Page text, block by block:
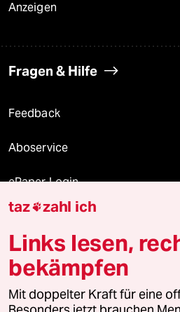
Anzeigen
Fragen & Hilfe
Feedback
Aboservice
ePaper Login
Downloads für Abonnierende
© 2026 taz Verlags und Vertriebs
Alle Rechte vorbehalten. Bei rechtlichen
wenden Sie sich bitte an
lizenzen@taz.de
taz zahl ich
Links lesen,
bekämpfen
Mit doppelter Kraft für eine